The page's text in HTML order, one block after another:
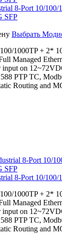
8-Port 10/100/
SFP
Выбрать
1000TP + 2*
Managed
input on
PTP TC,
Routing and
8-Port 10/100/
1000TP + 2*
Managed
input on
PTP TC,
Routing and